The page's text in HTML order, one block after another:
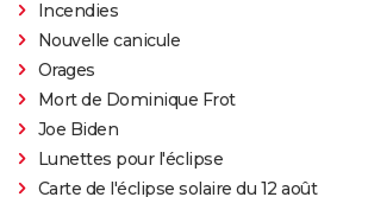
The Father : synopsis, casting,
annonce, seance, streaming...
Les Passagers de la nuit
"Babylon" : critiques, séances, avis,
streaming, bande-annonce...
Incendies
Nouvelle canicule
Orages
Mort de Dominique Frot
Joe Biden
Lunettes pour l'éclipse
Carte de l'éclipse solaire du 12 août